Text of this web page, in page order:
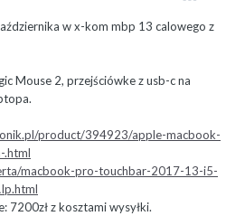
w x-kom mbp 13 calowego z
Mouse 2, przejściówke z usb-c na
product/394923/apple-macbook-
.html
macbook-pro-touchbar-2017-13-i5-
7200zł z kosztami wysyłki.